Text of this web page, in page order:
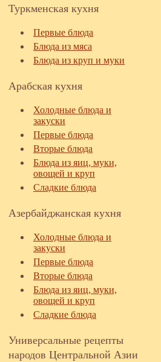
Туркменская кухня
Первые блюда
Блюда из мяса
Блюда из круп и муки
Арабская кухня
Холодные блюда и
закуски
Первые блюда
Вторые блюда
Блюда из яиц, муки,
овощей и круп
Сладкие блюда
Азербайджанская кухня
Холодные блюда и
закуски
Первые блюда
Вторые блюда
Блюда из яиц, муки,
овощей и круп
Сладкие блюда
Универсальные рецепты
народов Центральной Азии